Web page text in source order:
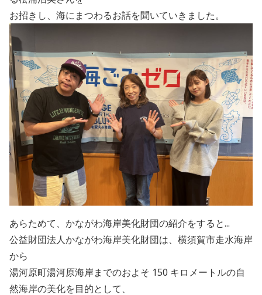
お招きし、海にまつわるお話を聞いていきました。
あらためて、かながわ海岸美化財団の紹介をすると...
公益財団法人かながわ海岸美化財団は、横須賀市走水海岸
から
湯河原町湯河原海岸までのおよそ 150 キロメートルの自
然海岸の美化を目的として、